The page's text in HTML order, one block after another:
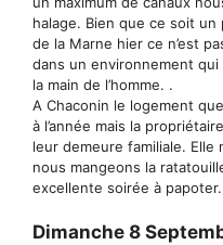
halage. Bien que ce soit
de la Marne hier ce n’est
dans un environnement qui
la main de l’homme. .
A Chaconin le logement
à l’année mais la
leur demeure familiale. Elle
nous mangeons la
excellente soirée à papoter.
Dimanche 8